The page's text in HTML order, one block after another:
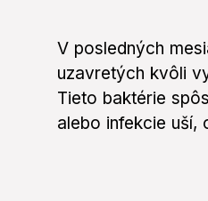
V posledných
uzavretých kvôli
Tieto baktérie
alebo infekcie uší,